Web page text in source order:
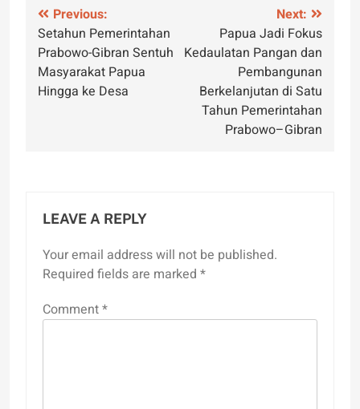
Post
navigation
Previous:
Setahun Pemerintahan
Prabowo-Gibran Sentuh
Masyarakat Papua
Hingga ke Desa
Next:
Papua Jadi Fokus
Kedaulatan Pangan dan
Pembangunan
Berkelanjutan di Satu
Tahun Pemerintahan
Prabowo–Gibran
LEAVE A REPLY
Your email address will not be published.
Required fields are marked *
Comment*